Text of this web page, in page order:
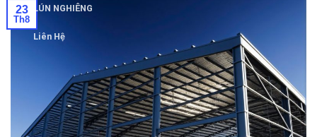
LÚN NGHIÊNG
Liên Hệ
23
Th8